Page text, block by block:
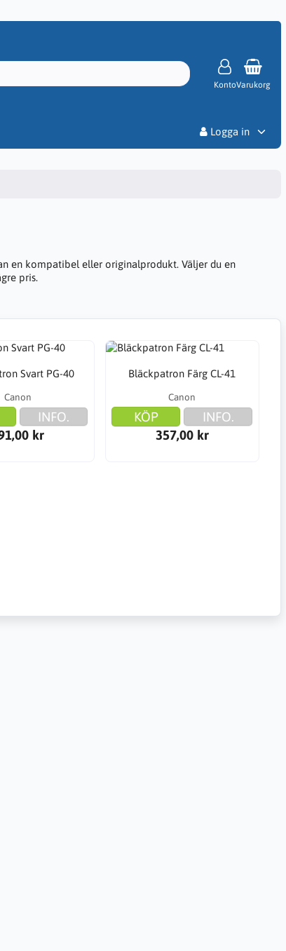
KontoVarukorg
Logga in
en kompatibel eller originalprodukt. Väljer du en
pris.
Svart PG-40
Canon
INFO.
kr
Bläckpatron Färg CL-41
Canon
KÖP
INFO.
357,00 kr